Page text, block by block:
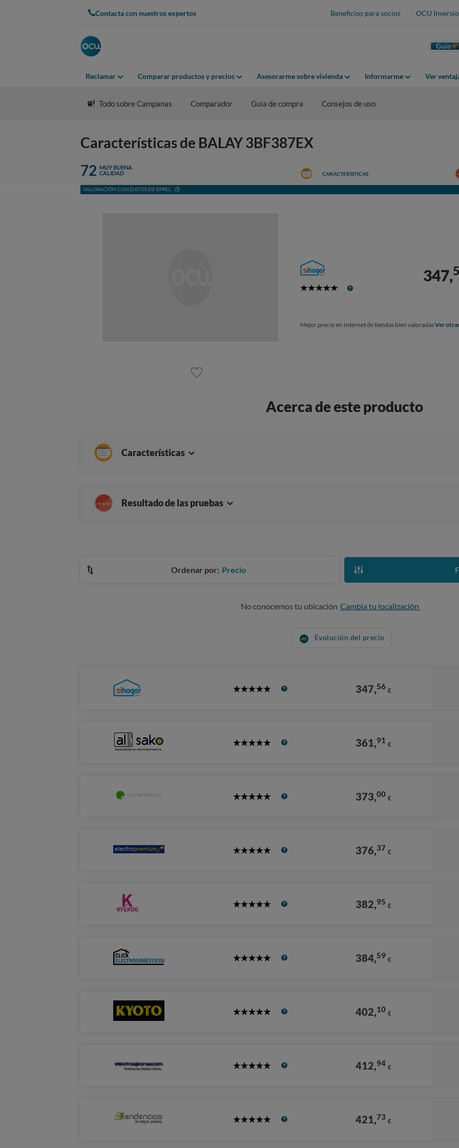
Contacta con nuestros expertos Beneficios para socios OCU
Guio
Reclamar Comparar productos y precios Asesorarme sobre vivienda Informarme Ver
Todo sobre Campanas Comparador Guía de compra Consejos de uso
Características de BALAY 3BF387EX
72 MUY BUENA
CALIDAD
VALORACIÓN CON DATOS DE EPREL
CARACTERÍSTICAS
5
347,
Mejor precio en Internet de tiendas bien valoradasVer
Acerca de este producto
Características
Resultado de las pruebas
Ordenar por: Precio
No conocemos tu ubicación Cambia tu localización
Evolución del precio
5
347,56 €
5
361,91 €
5
373,00 €
5
376,37 €
5
382,95 €
5
384,59 €
5
402,10 €
5
412,94 €
5
421,73 €